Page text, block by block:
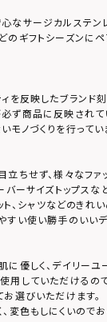
なサージカルステン
ギフトシーズンにペ
を反映したブランド
ず商品に反映されて
ノづくりを行ってい
ちせず、様々なファ
バーサイズトップス
ト、シャツなどのきれ
すい使い勝手のいいデ
優しく、デイリーユ
用していただけるの
選びいただけます。
、変色もしにくいので